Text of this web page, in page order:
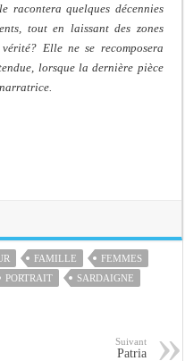
racontera quelques décennies
tout en laissant des zones
Elle ne se recomposera
lorsque la dernière pièce
FAMILLE
FEMMES
PORTRAIT SARDAIGNE
Suivant
Patria